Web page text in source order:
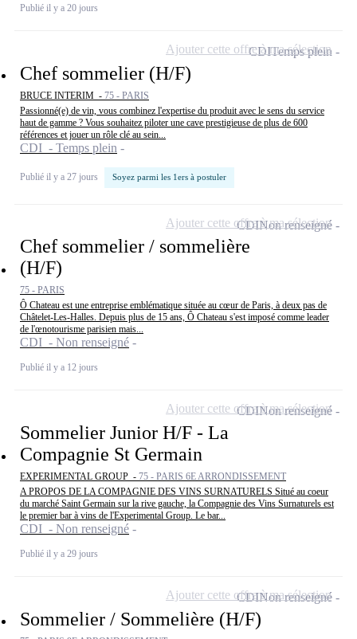
Publié il y a 20 jours
Chef sommelier (H/F)
BRUCE INTERIM - 75 - PARIS
Passionné(e) de vin, vous combinez l'expertise du produit avec le sens du service
haut de gamme ? Vous souhaitez piloter une cave prestigieuse de plus de 600
références et jouer un rôle clé au sein...
CDI - Temps plein
Publié il y a 27 jours Soyez parmi les 1ers à postuler
CDITemps plein
Ajouter cette offre à ma sélection
Chef sommelier / sommelière
(H/F)
75 - PARIS
Ô Chateau est une entreprise emblématique située au cœur de Paris, à deux pas de
Châtelet-Les-Halles. Depuis plus de 15 ans, Ô Chateau s'est imposé comme leader
de l'œnotourisme parisien mais...
CDI - Non renseigné
Publié il y a 12 jours
CDINon renseigné
Ajouter cette offre à ma sélection
Sommelier Junior H/F - La
Compagnie St Germain
EXPERIMENTAL GROUP - 75 - PARIS 6E ARRONDISSEMENT
A PROPOS DE LA COMPAGNIE DES VINS SURNATURELS Situé au coeur
du marché Saint Germain sur la rive gauche, la Compagnie des Vins Surnaturels est
le premier bar à vins de l'Experimental Group. Le bar...
CDI - Non renseigné
Publié il y a 29 jours
CDINon renseigné
Ajouter cette offre à ma sélection
Sommelier / Sommelière (H/F)
CDINon renseigné
Ajouter cette offre à ma sélection